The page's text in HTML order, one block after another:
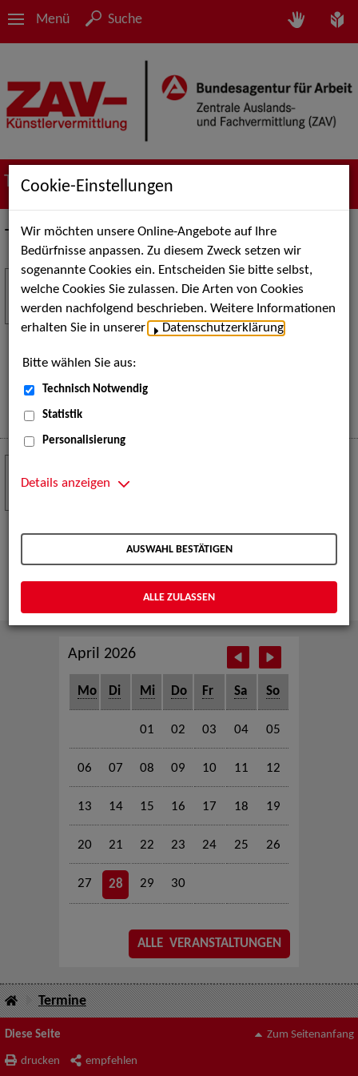
Menü Suche
Termine
Termine
Stuttgart Street Art
Kunst, Live-Acts und Aktionen für Kinder und
Familien. Die Stuttgart Street Art verwandelt den
eine große Open-Air-Bühne voller Akrobatik, Tanz,
Musik und beeindruckender Live-Performances.
Mehr
18
JUL
Serienfestival Weimar
TeleVisionale – Film- und Serienfestival in Weimar
und Eventpartnerin des Crew Call Weimar.
Mehr
NOV
April 2026
Mo Di Mi Do Fr Sa So
01 02 03 04 05
06 07 08 09 10 11 12
13 14 15 16 17 18 19
20 21 22 23 24 25 26
27 28 29 30
ALLE VERANSTALTUNGEN
Termine
Diese Seite
drucken empfehlen
Zum Seitenanfang
Cookie-Einstellungen
Wir möchten unsere Online-Angebote auf Ihre
Bedürfnisse anpassen. Zu diesem Zweck setzen wir
sogenannte Cookies ein. Entscheiden Sie bitte selbst,
welche Cookies Sie zulassen. Die Arten von Cookies
werden nachfolgend beschrieben. Weitere Informationen
erhalten Sie in unserer
Datenschutzerklärung
Bitte wählen Sie aus:
Technisch Notwendig
Statistik
Personalisierung
Details anzeigen
AUSWAHL BESTÄTIGEN
ALLE ZULASSEN